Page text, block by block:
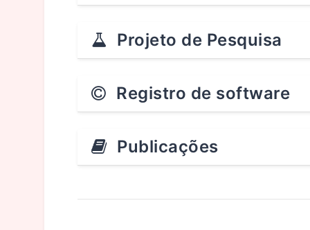
Projeto de Pesquisa
Registro de software
Publicações